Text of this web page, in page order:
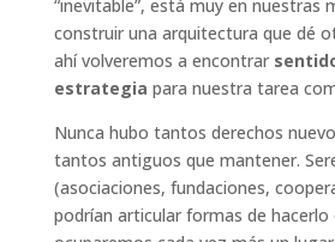
“inevitable”, está muy en nuestras
construir una arquitectura que dé
ahí volveremos a encontrar
estrategia para nuestra tarea
Nunca hubo tantos derechos
tantos antiguos que mantener.
(asociaciones, fundaciones,
podrían articular formas de